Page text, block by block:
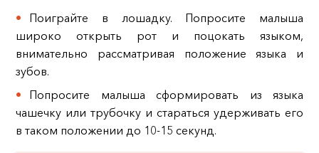
Поиграйте в лошадку. Попросите малыша
широко открыть рот и поцокать языком,
внимательно рассматривая положение языка и
зубов.
Попросите малыша сформировать из языка
чашечку или трубочку и стараться удерживать его
в таком положении до 10-15 секунд.